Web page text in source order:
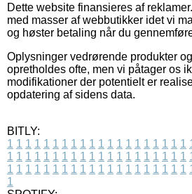
Dette website finansieres af
med masser af webbutikker idet vi
og høster betaling når du
Oplysninger vedrørende produkter
opretholdes ofte, men vi påtager os
modifikationer der potentielt er
opdatering af sidens data.
BITLY:
1 1 1 1 1 1 1 1 1 1 1 1 1 1 1 1 1 1 1 1
1 1 1 1 1 1 1 1 1 1 1 1 1 1 1 1 1 1 1 1
1 1 1 1 1 1 1 1 1 1 1 1 1 1 1 1 1 1 1 1
1